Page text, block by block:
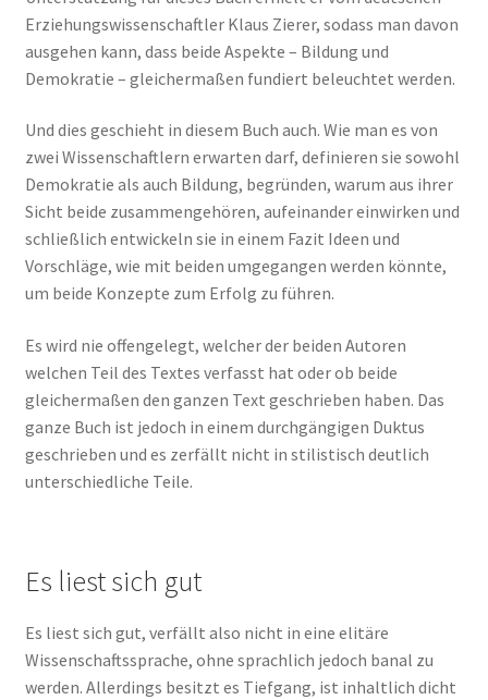
Erziehungswissenschaftler Klaus Zierer, sodass man davon
ausgehen kann, dass beide Aspekte – Bildung und
Demokratie – gleichermaßen fundiert beleuchtet werden.
Und dies geschieht in diesem Buch auch. Wie man es von
zwei Wissenschaftlern erwarten darf, definieren sie sowohl
Demokratie als auch Bildung, begründen, warum aus ihrer
Sicht beide zusammengehören, aufeinander einwirken und
schließlich entwickeln sie in einem Fazit Ideen und
Vorschläge, wie mit beiden umgegangen werden könnte,
um beide Konzepte zum Erfolg zu führen.
Es wird nie offengelegt, welcher der beiden Autoren
welchen Teil des Textes verfasst hat oder ob beide
gleichermaßen den ganzen Text geschrieben haben. Das
ganze Buch ist jedoch in einem durchgängigen Duktus
geschrieben und es zerfällt nicht in stilistisch deutlich
unterschiedliche Teile.
Es liest sich gut
Es liest sich gut, verfällt also nicht in eine elitäre
Wissenschaftssprache, ohne sprachlich jedoch banal zu
werden. Allerdings besitzt es Tiefgang, ist inhaltlich dicht